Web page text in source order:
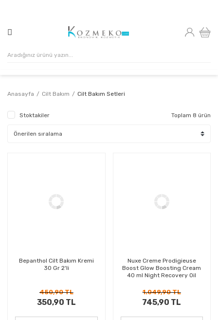
Anasayfa Cilt Bakım Cilt Bakım Setleri
Stoktakiler Toplam 8 ürün
Bepanthol Cilt Bakım Kremi
30 Gr 2'li
450,90 TL
350,90 TL
Nuxe Creme Prodigieuse
Boost Glow Boosting Cream
40 ml Night Recovery Oil
1.049,90 TL
745,90 TL